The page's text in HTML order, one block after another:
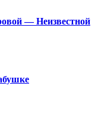
— Неизвестной